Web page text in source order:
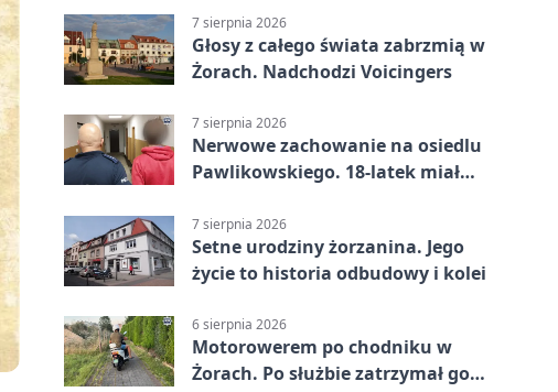
7 sierpnia 2026
Głosy z całego świata zabrzmią w
Żorach. Nadchodzi Voicingers
7 sierpnia 2026
Nerwowe zachowanie na osiedlu
Pawlikowskiego. 18-latek miał
7 sierpnia 2026
Setne urodziny żorzanina. Jego
życie to historia odbudowy i kolei
6 sierpnia 2026
Motorowerem po chodniku w
Żorach. Po służbie zatrzymał go